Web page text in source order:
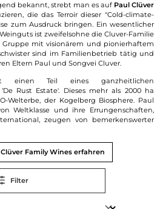
bekannt, strebt man es auf Paul Clüver
die das Terroir dieser "Cold-climate-
zum Ausdruck bringen. Ein wesentlicher
ist zweifelsohne die Cluver-Familie
mit visionärem und pionierhaftem
sind im Familienbetrieb tätig und
Eltern Paul und Songvei Cluver.
einen Teil eines ganzheitlichen
Rust Estate'. Dieses mehr als 2000 ha
Welterbe, der Kogelberg Biosphere. Paul
Weltklasse und ihre Errungenschaften,
zeugen von bemerkenswerter
Family Wines erfahren
Filter